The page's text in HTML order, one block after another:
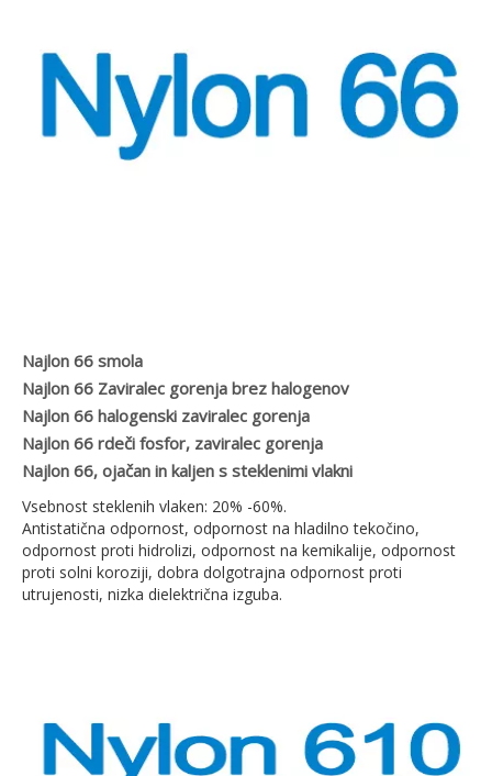
Najlon 66 smola
Najlon 66 Zaviralec gorenja brez halogenov
Najlon 66 halogenski zaviralec gorenja
Najlon 66 rdeči fosfor, zaviralec gorenja
Najlon 66, ojačan in kaljen s steklenimi vlakni
Vsebnost steklenih vlaken: 20% -60%.
Antistatična odpornost, odpornost na hladilno tekočino,
odpornost proti hidrolizi, odpornost na kemikalije, odpornost
proti solni koroziji, dobra dolgotrajna odpornost proti
utrujenosti, nizka dielektrična izguba.